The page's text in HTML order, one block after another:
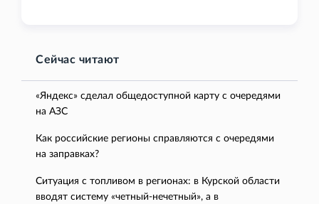
Сейчас читают
«Яндекс» сделал общедоступной карту с очередями
на АЗС
Как российские регионы справляются с очередями
на заправках?
Ситуация с топливом в регионах: в Курской области
вводят систему «четный-нечетный», а в